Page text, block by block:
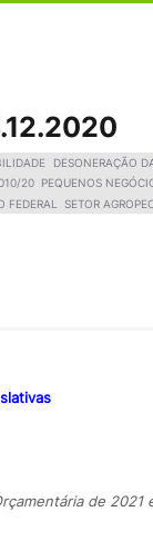
DESONERAÇÃO
20 PEQUENOS
FEDERAL SETOR
de 2021